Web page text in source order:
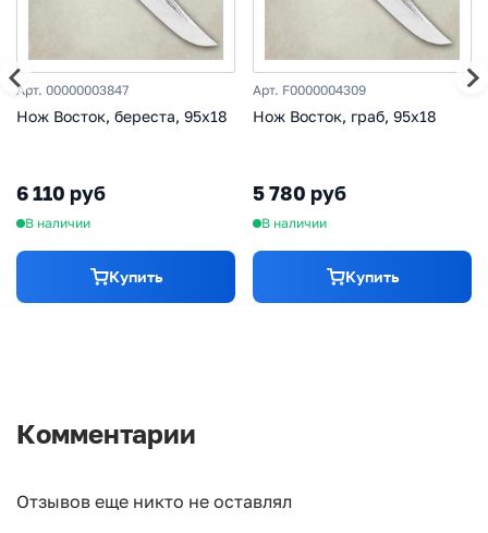
Арт. 00000003847
Нож Восток, береста, 95х18
6 110 руб
В наличии
Купить
Арт. F0000004309
Нож Восток, граб, 95х18
5 780 руб
В наличии
Купить
Комментарии
Отзывов еще никто не оставлял